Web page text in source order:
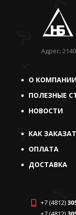
Адрес:
О
ПОЛЕЗНЫЕ
НОВОСТИ
КАК
ОПЛАТА
ДОСТАВКА
+7 (4812)